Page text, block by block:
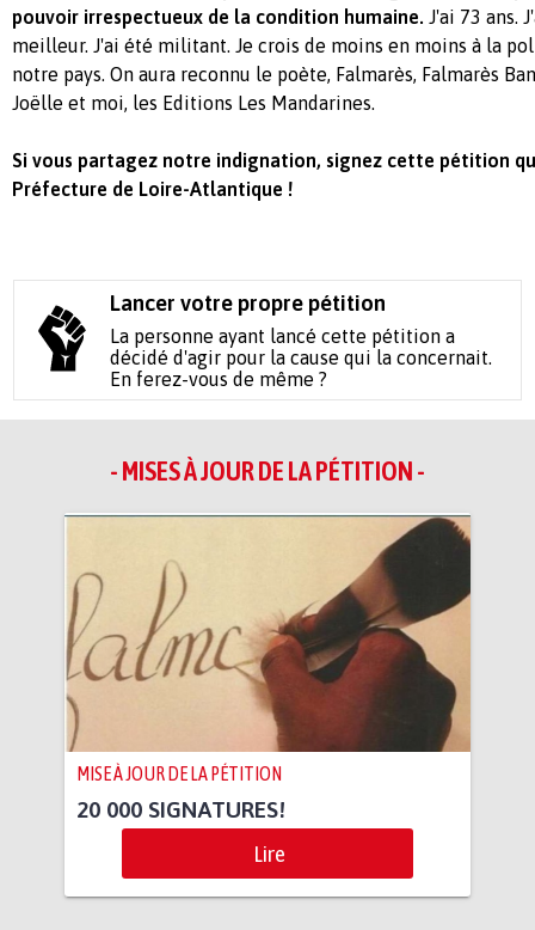
pouvoir irrespectueux de la condition humaine. J'ai 73 ans.
meilleur. J'ai été militant. Je crois de moins en moins à la
notre pays. On aura reconnu le poète, Falmarès, Falmarès
Joëlle et moi, les Editions Les Mandarines.
Si vous partagez notre indignation, signez cette pétition
Préfecture de Loire-Atlantique !
Lancer votre propre pétition
La personne ayant lancé cette pétition a
décidé d'agir pour la cause qui la concernait.
En ferez-vous de même ?
- MISES À JOUR DE LA PÉTITION -
MISE À JOUR DE LA PÉTITION
20 000 SIGNATURES!
Lire